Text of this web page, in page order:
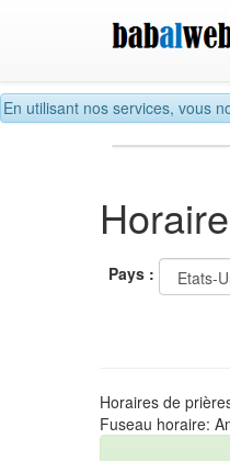
En utilisant nos services, vous
Pays :
Horaires de
Fuseau horaire: